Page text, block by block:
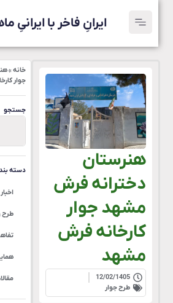
ایرانِ فاخر با ایرانیِ ماهر
هنرستان
دخترانه فرش
مشهد جوار
کارخانه فرش
مشهد
12/02/1405
طرح جوار
»
جوار
جستجو
دسته بندی
طرح و
تفاهم
همایش‌ها
مقالات